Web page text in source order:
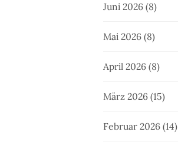
Juni 2026 (8)
Mai 2026 (8)
April 2026 (8)
März 2026 (15)
Februar 2026 (14)